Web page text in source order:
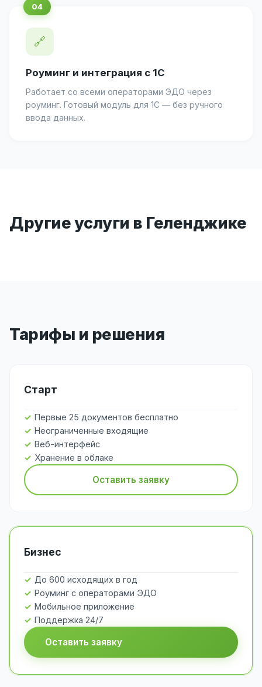
🔗
Роуминг и интеграция с 1С
Работает со всеми операторами ЭДО через
роуминг. Готовый модуль для 1С — без ручного
ввода данных.
Другие услуги в Геленджике
Тарифы и решения
Старт
Первые 25 документов бесплатно
Неограниченные входящие
Веб-интерфейс
Хранение в облаке
Оставить заявку
Бизнес
До 600 исходящих в год
Роуминг с операторами ЭДО
Мобильное приложение
Поддержка 24/7
Оставить заявку